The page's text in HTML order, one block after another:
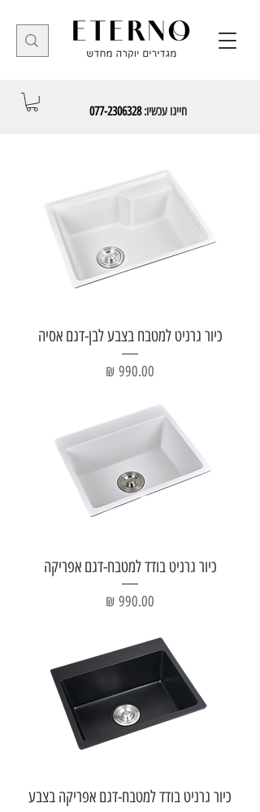
חייגו עכשיו:077-2306328
כיור גרניט למטבח בצבע לבן-דגם אסיה
מחיר
כיור גרניט בודד למטבח-דגם אפריקה
מחיר
כיור גרניט בודד למטבח-דגם אפריקה בצבע